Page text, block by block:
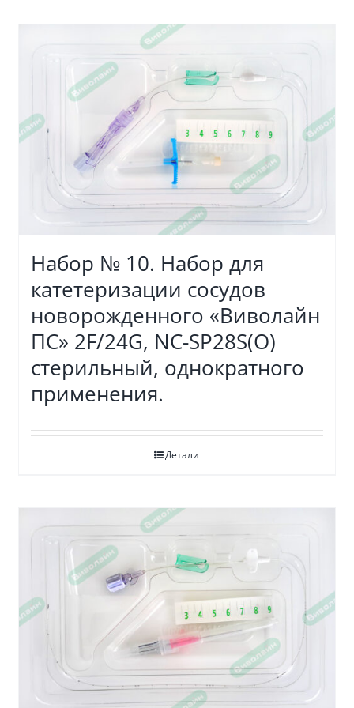
Набор № 10. Набор для
катетеризации сосудов
новорожденного «Виволайн
ПС» 2F/24G, NC-SP28S(O)
стерильный, однократного
применения.
Детали